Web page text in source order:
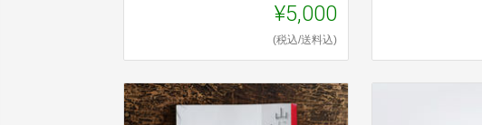
¥5,000
(税込/送料込)